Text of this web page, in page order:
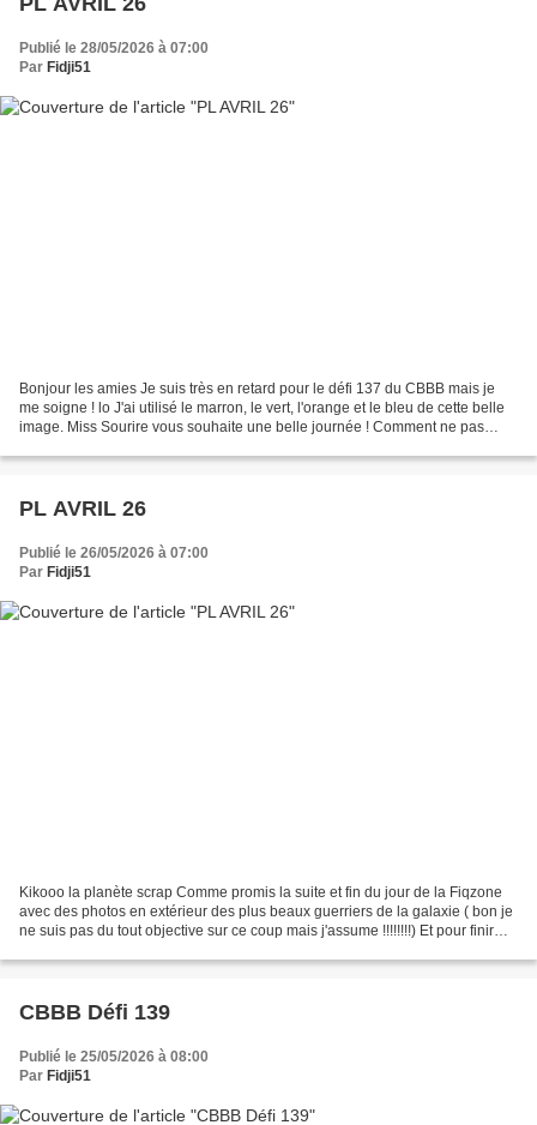
Publié le 28/05/2026 à 07:00
Par Fidji51
Bonjour les amies Je suis très en retard pour le défi 137 du CBBB mais je
me soigne ! lo J'ai utilisé le marron, le vert, l'orange et le bleu de cette belle
image. Miss Sourire vous souhaite une belle journée ! Comment ne pas
PL AVRIL 26
Publié le 26/05/2026 à 07:00
Par Fidji51
Kikooo la planète scrap Comme promis la suite et fin du jour de la Fiqzone
avec des photos en extérieur des plus beaux guerriers de la galaxie ( bon je
ne suis pas du tout objective sur ce coup mais j'assume !!!!!!!!) Et pour finir
CBBB Défi 139
Publié le 25/05/2026 à 08:00
Par Fidji51